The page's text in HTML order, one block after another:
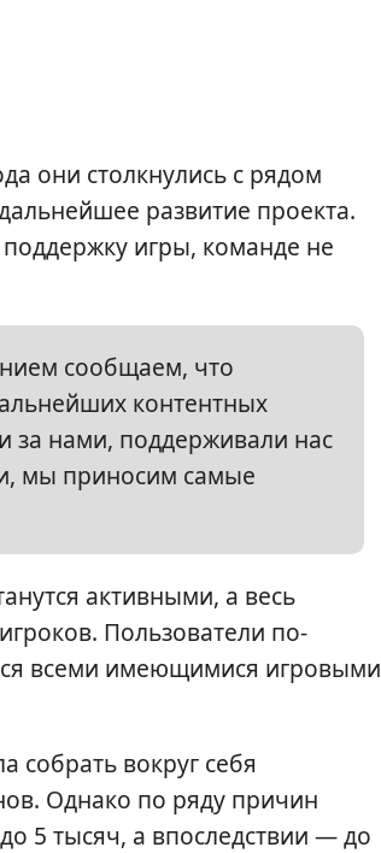
они столкнулись с рядом
развитие проекта.
игры, команде не
сообщаем, что
контентных
за нами, поддерживали нас
мы приносим самые
активными, а весь
Пользователи по-
всеми имеющимися игровыми
собрать вокруг себя
Однако по ряду причин
5 тысяч, а впоследствии — до